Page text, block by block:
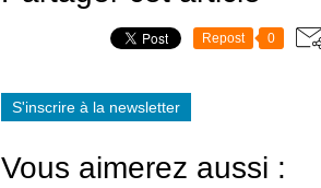
Repost 0
S'inscrire à la newsletter
Vous aimerez aussi :